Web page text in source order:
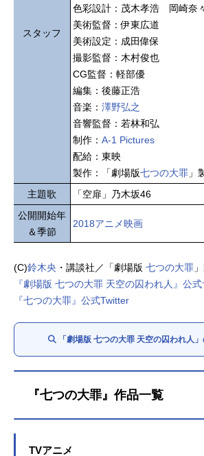
スタッフ
色彩設計：茂木孝浩 岡崎奈
美術監督：伊東広道
美術設定：成田偉保
撮影監督：木村俊也
CG監督：軽部優
編集：後藤正浩
音楽： 澤野弘之
音響監督：若林和弘
制作： A-1 Pictures
配給：東映
製作：「劇場版七つの大罪 」
主題歌
「空扉」乃木坂46
公開開始年
＆季節
2018アニメ映画
(C)鈴木央 ・講談社／「劇場版 七つの大罪
『劇場版 七つの大罪 天空の囚われ人』公式
『七つの大罪』公式Twitter
「劇場版 七つの大罪 天空の囚われ人
『七つの大罪』作品一覧
TVアニメ